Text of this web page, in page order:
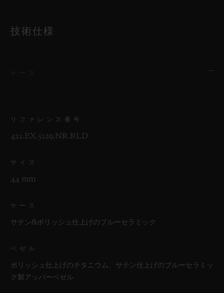
技術仕様
リファレンス番号
421.EX.5129.NR.RLD
サイズ
44 mm
ケース
サテン&ポリッシュ仕上げのブルーセラミック
ベゼル
ポリッシュ仕上げのチタニウム、サテン仕上げのブルーセラミッ
ク製アッパーベゼル